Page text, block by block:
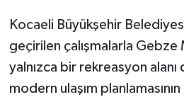
Kocaeli Büyükşehir
geçirilen çalışmalarla Gebze
yalnızca bir rekreasyon alanı
modern ulaşım